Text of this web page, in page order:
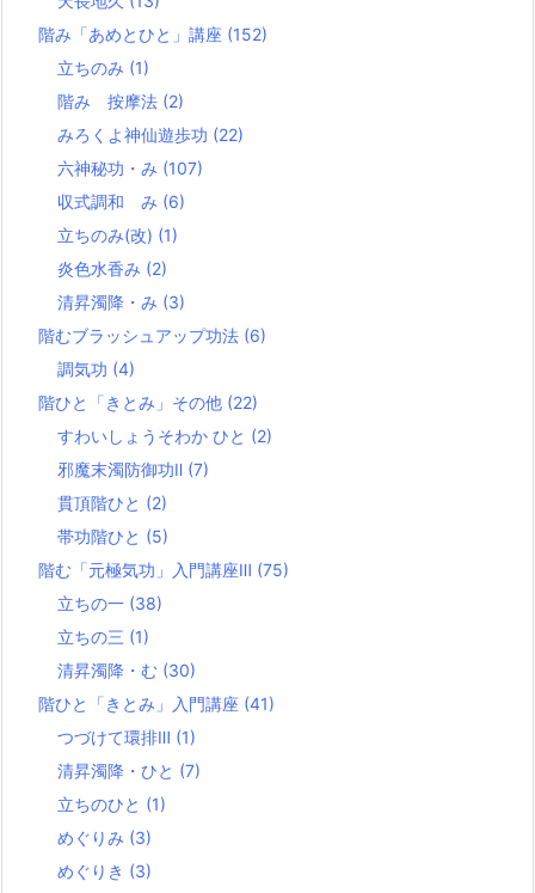
階み「あめとひと」講座 (152)
立ちのみ (1)
階み 按摩法 (2)
みろくよ神仙遊歩功 (22)
六神秘功・み (107)
収式調和 み (6)
立ちのみ(改) (1)
炎色水香み (2)
清昇濁降・み (3)
階むブラッシュアップ功法 (6)
調気功 (4)
階ひと「きとみ」その他 (22)
すわいしょうそわか ひと (2)
邪魔末濁防御功Ⅱ (7)
貫頂階ひと (2)
帯功階ひと (5)
階む「元極気功」入門講座Ⅲ (75)
立ちの一 (38)
立ちの三 (1)
清昇濁降・む (30)
階ひと「きとみ」入門講座 (41)
つづけて環排Ⅲ (1)
清昇濁降・ひと (7)
立ちのひと (1)
めぐりみ (3)
めぐりき (3)